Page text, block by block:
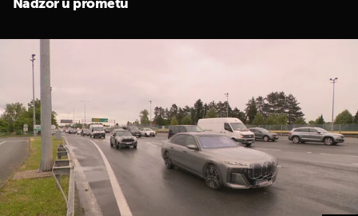
Nadzor u prometu
UKLJUČITE NOTIFIKACIJE